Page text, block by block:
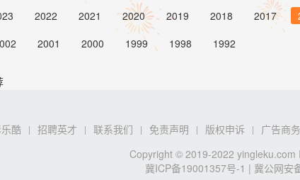
2022 2021 2020 2019 2018 2017
2001 2000 1999 1998 1992
酷 | 招聘英才 | 联系我们 | 免责声明 | 版权申诉 | 广告商务
Copyright © 2019-2022 yingleku.com
冀ICP备19001357号-1 | 冀公网安